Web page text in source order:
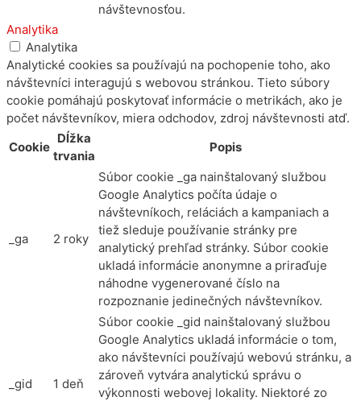
návštevnosťou.
Analytika
Analytika
Analytické cookies sa používajú na pochopenie toho, ako
návštevníci interagujú s webovou stránkou. Tieto súbory
cookie pomáhajú poskytovať informácie o metrikách, ako je
počet návštevníkov, miera odchodov, zdroj návštevnosti atď.
Cookie
Dĺžka
trvania
Popis
_ga 2 roky
Súbor cookie _ga nainštalovaný službou
Google Analytics počíta údaje o
návštevníkoch, reláciách a kampaniach a
tiež sleduje používanie stránky pre
analytický prehľad stránky. Súbor cookie
ukladá informácie anonymne a priraďuje
náhodne vygenerované číslo na
rozpoznanie jedinečných návštevníkov.
_gid 1 deň
Súbor cookie _gid nainštalovaný službou
Google Analytics ukladá informácie o tom,
ako návštevníci používajú webovú stránku, a
zároveň vytvára analytickú správu o
výkonnosti webovej lokality. Niektoré zo